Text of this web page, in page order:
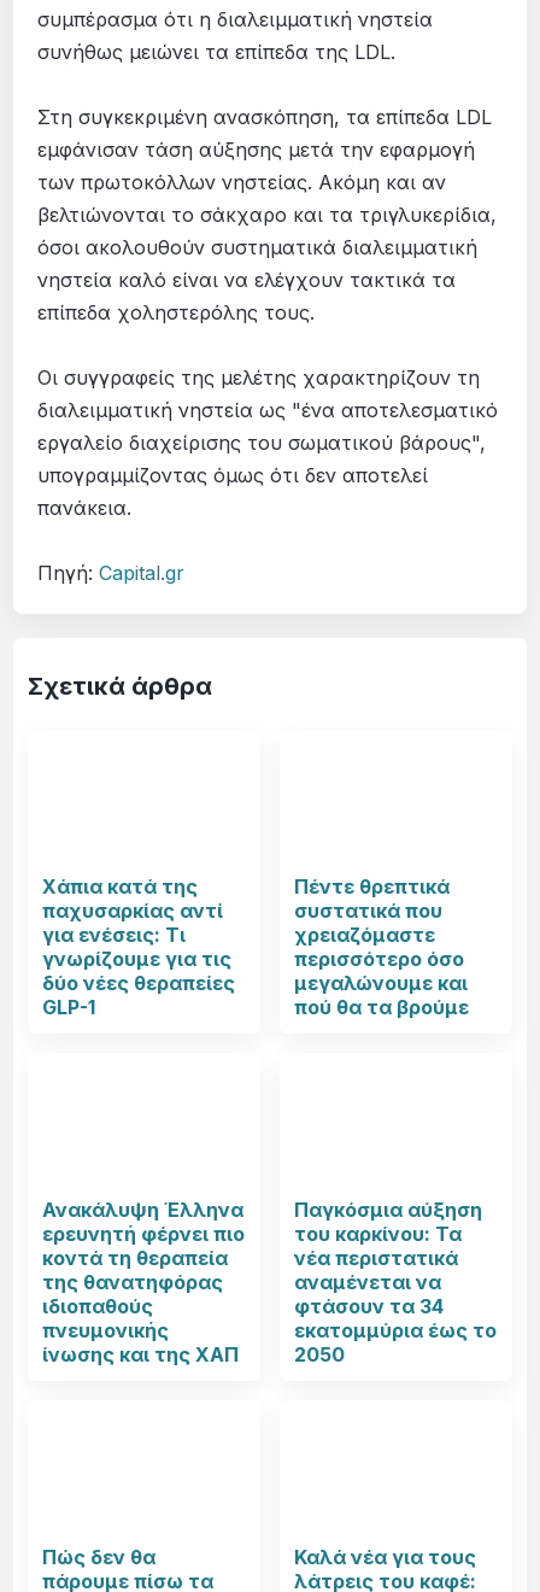
συμπέρασμα ότι η διαλειμματική νηστεία
συνήθως μειώνει τα επίπεδα της LDL.
Στη συγκεκριμένη ανασκόπηση, τα επίπεδα LDL
εμφάνισαν τάση αύξησης μετά την εφαρμογή
των πρωτοκόλλων νηστείας. Ακόμη και αν
βελτιώνονται το σάκχαρο και τα τριγλυκερίδια,
όσοι ακολουθούν συστηματικά διαλειμματική
νηστεία καλό είναι να ελέγχουν τακτικά τα
επίπεδα χοληστερόλης τους.
Οι συγγραφείς της μελέτης χαρακτηρίζουν τη
διαλειμματική νηστεία ως "ένα αποτελεσματικό
εργαλείο διαχείρισης του σωματικού βάρους",
υπογραμμίζοντας όμως ότι δεν αποτελεί
πανάκεια.
Πηγή:Capital.gr
Σχετικά άρθρα
Χάπια κατά της
παχυσαρκίας αντί
για ενέσεις: Τι
γνωρίζουμε για τις
δύο νέες θεραπείες
GLP-1
Πέντε θρεπτικά
συστατικά που
χρειαζόμαστε
περισσότερο όσο
μεγαλώνουμε και
πού θα τα βρούμε
Ανακάλυψη Έλληνα
ερευνητή φέρνει πιο
κοντά τη θεραπεία
της θανατηφόρας
ιδιοπαθούς
πνευμονικής
ίνωσης και της ΧΑΠ
Παγκόσμια αύξηση
του καρκίνου: Τα
νέα περιστατικά
αναμένεται να
φτάσουν τα 34
εκατομμύρια έως το
2050
Πώς δεν θα
πάρουμε πίσω τα
Καλά νέα για τους
λάτρεις του καφέ: